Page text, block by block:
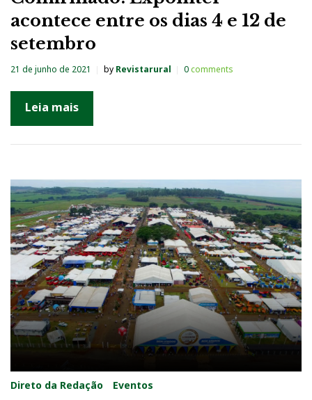
acontece entre os dias 4 e 12 de
setembro
21 de junho de 2021 by Revistarural 0comments
Leia mais
Direto da Redação Eventos